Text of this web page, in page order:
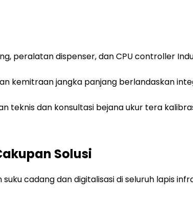
peralatan dispenser, dan CPU controller
kemitraan jangka panjang berlandaskan
teknis dan konsultasi bejana ukur tera
Solusi
cadang dan digitalisasi di seluruh lapis